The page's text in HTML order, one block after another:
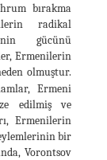
bırakma
radikal
gücünü
Ermenilerin
olmuştur.
Ermeni
edilmiş ve
Ermenilerin
bir
Vorontsov